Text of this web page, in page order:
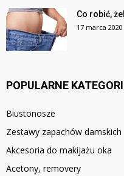
Co robić,
17 marca 2020
POPULARNE
Biustonosze
Zestawy zapachów damskich
Akcesoria do makijażu oka
Acetony, removery